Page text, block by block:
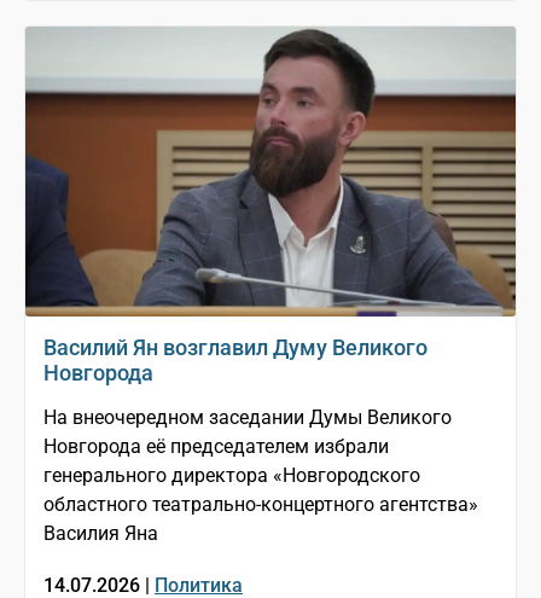
Василий Ян возглавил Думу Великого
Новгорода
На внеочередном заседании Думы Великого
Новгорода её председателем избрали
генерального директора «Новгородского
областного театрально-концертного агентства»
Василия Яна
14.07.2026 | Политика